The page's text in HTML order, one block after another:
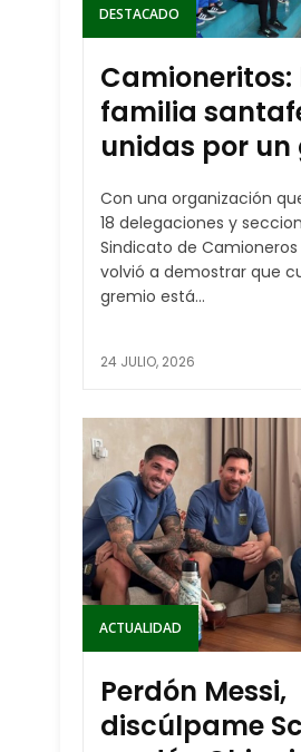
DESTACADO
Camioneritos:
familia
unidas por un
Con una organización
18 delegaciones y
Sindicato de Camioneros
volvió a demostrar que
gremio está...
24 JULIO, 2026
ACTUALIDAD
Perdón Messi,
discúlpame